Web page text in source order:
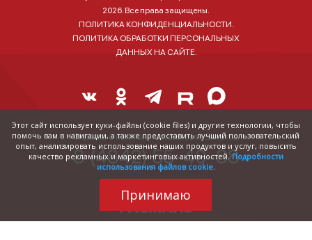
2026. Все права защищены.
ПОЛИТИКА КОНФИДЕНЦИАЛЬНОСТИ.
ПОЛИТИКА ОБРАБОТКИ ПЕРСОНАЛЬНЫХ
ДАННЫХ НА САЙТЕ.
Справка о наличии и стоимости билетов:
8 (4842) 55-40-88
Этот сайт использует куки-файлы (cookie files) и другие технологии, чтобы
помочь вам в навигации, а также предоставить лучший пользовательский
опыт, анализировать использование наших продуктов и услуг, повысить
качество рекламных и маркетинговых активностей. Подробности
использования файлов cookie.
Принимаю